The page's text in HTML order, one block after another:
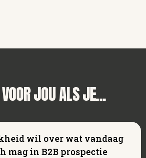
JOU ALS JE...
wil over wat vandaag
mag in B2B prospectie